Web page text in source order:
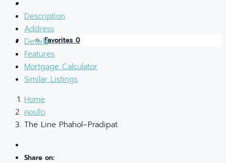
Favorites 0
Description
Address
Details
Features
Mortgage Calculator
Similar Listings
Home
คอนโด
The Line Phahol–Pradipat
Share on: